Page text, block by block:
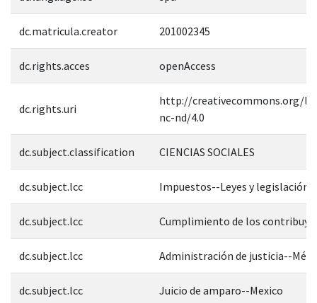
dc.matricula.creator 201002345
dc.rights.acces openAccess
dc.rights.uri
http://creativecommons.org/
nc-nd/4.0
dc.subject.classification CIENCIAS SOCIALES
dc.subject.lcc Impuestos--Leyes y
dc.subject.lcc Cumplimiento de los
dc.subject.lcc Administración de justicia--
dc.subject.lcc Juicio de amparo--Mexico